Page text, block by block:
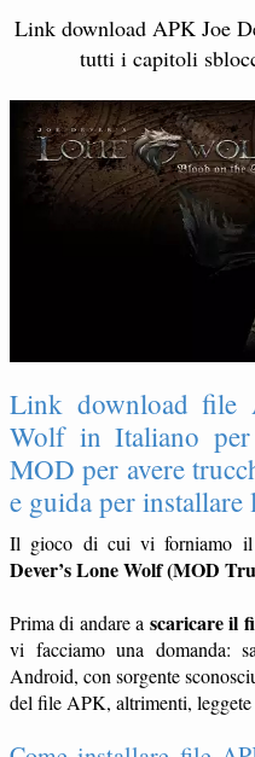
Link download APK Joe
tutti i capitoli
Link download file
Wolf in Italiano
MOD per avere
e guida per
Il gioco di cui vi forniamo il
Dever’s Lone Wolf (MOD
Prima di andare a scaricare il
vi facciamo una domanda:
Android, con sorgente
del file APK, altrimenti, leggete